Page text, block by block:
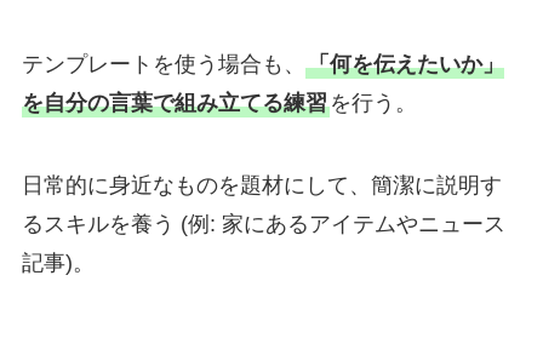
テンプレートを使う場合も、 「何を伝えたいか」
を自分の言葉で組み立てる練習を行う。
日常的に身近なものを題材にして、簡潔に説明す
るスキルを養う (例: 家にあるアイテムやニュース
記事)。